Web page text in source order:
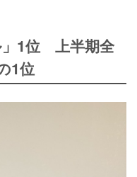
」1位 上半期全
1位